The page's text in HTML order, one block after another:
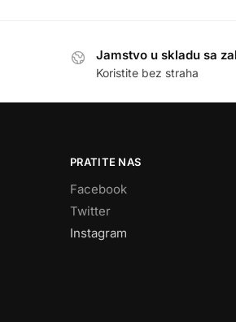
Jamstvo u skladu sa
Koristite bez straha
PRATITE NAS
Facebook
Twitter
Instagram